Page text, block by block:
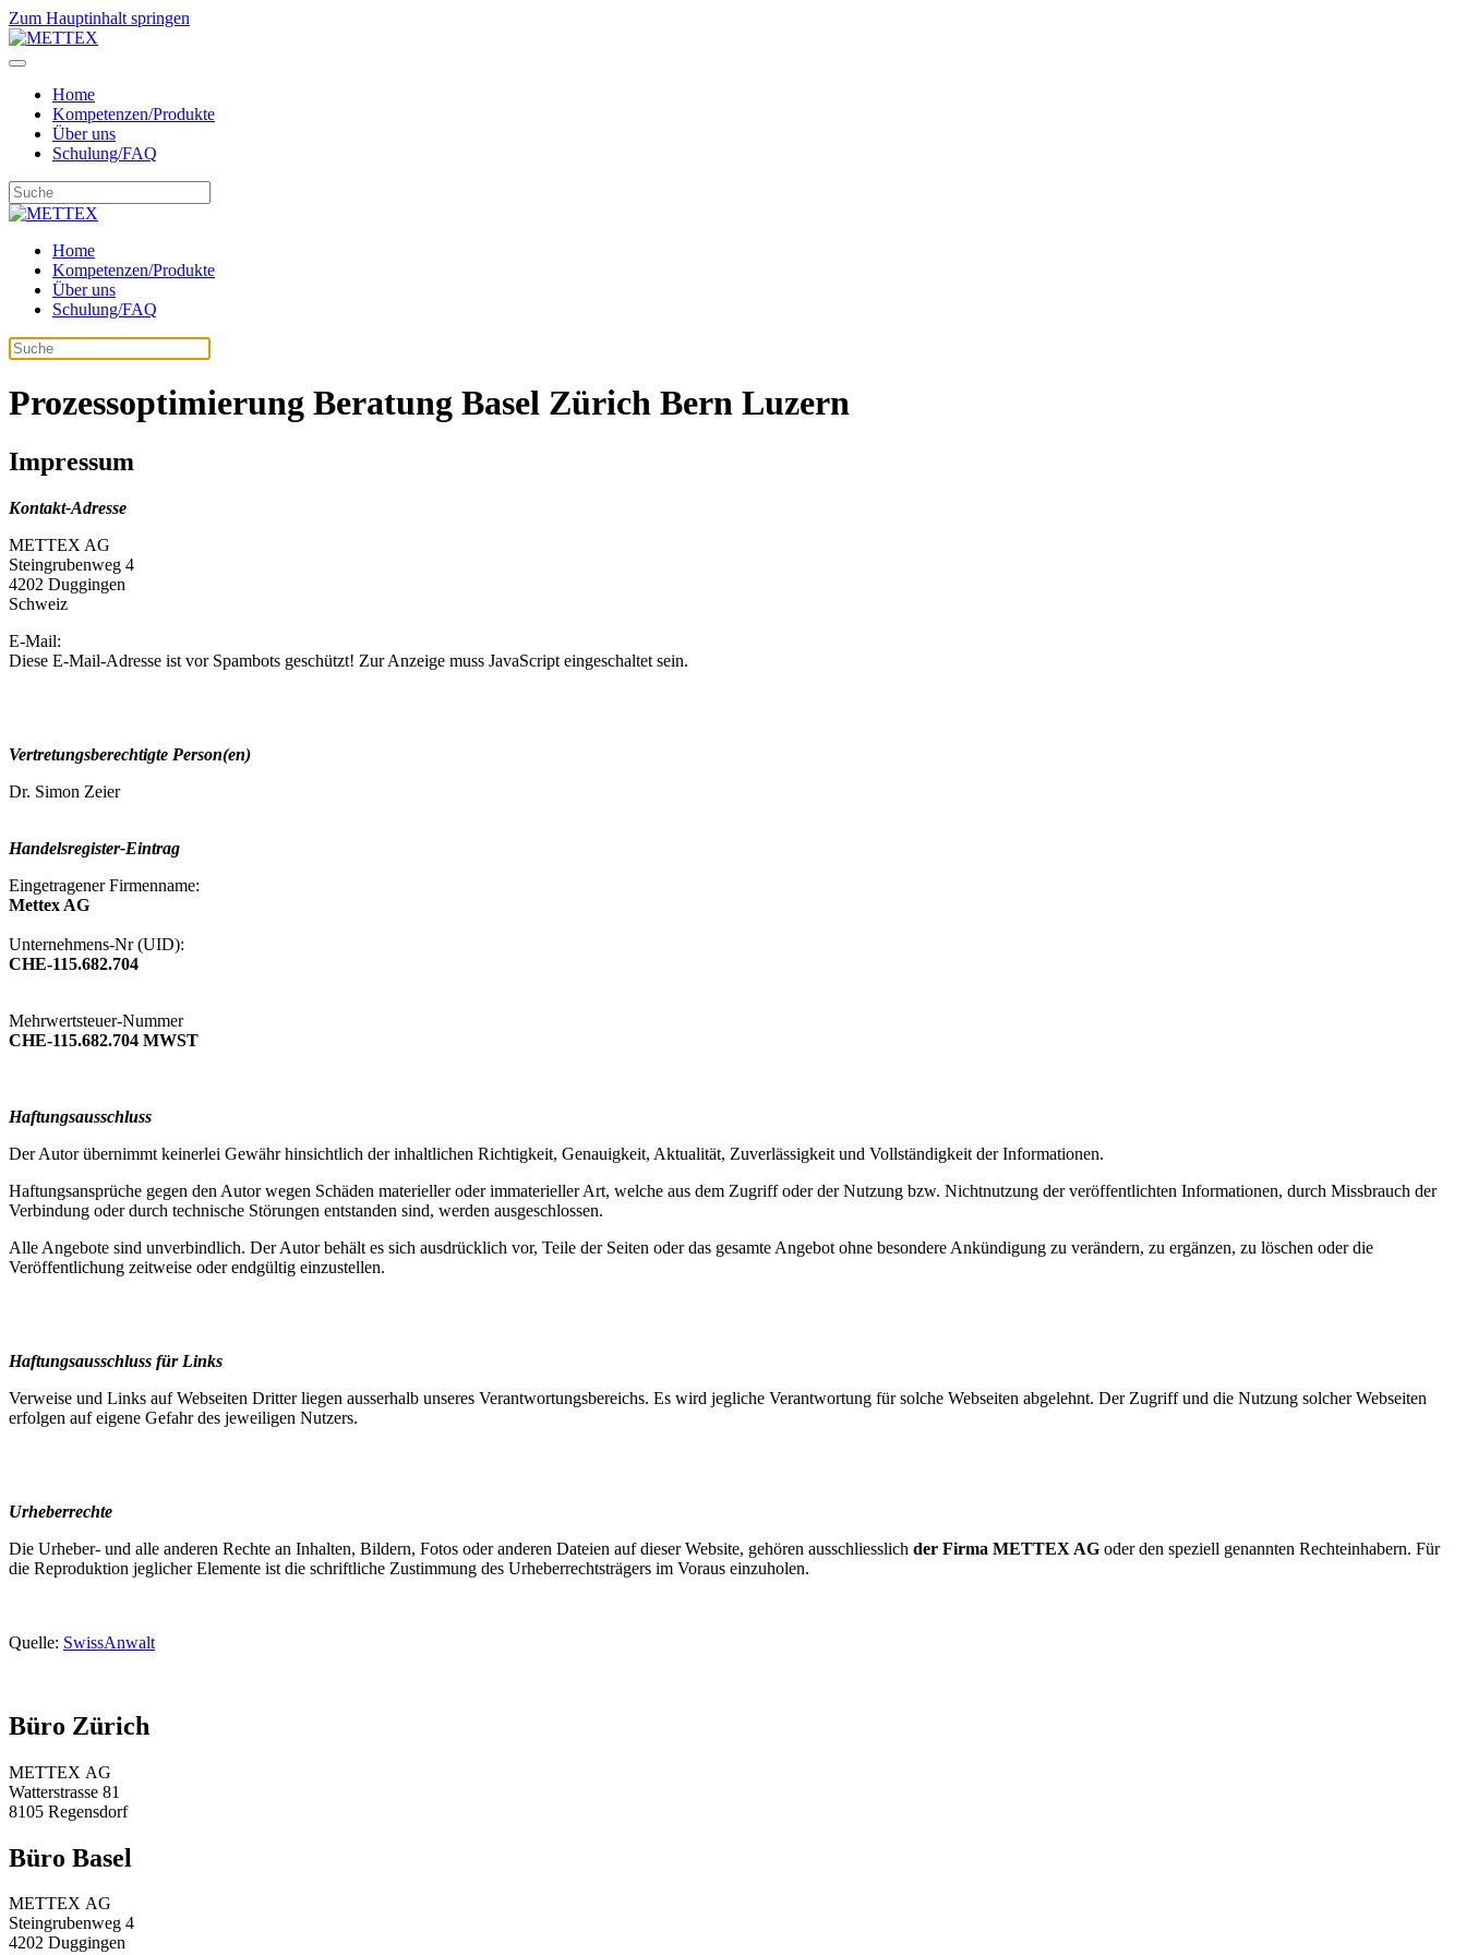
Zum Hauptinhalt springen
Home
Kompetenzen/Produkte
Über uns
Schulung/FAQ
Home
Kompetenzen/Produkte
Über uns
Schulung/FAQ
Prozessoptimierung Beratung Basel Zürich Bern Luzern
Impressum
Kontakt-Adresse
METTEX AG
Steingrubenweg 4
4202 Duggingen
Schweiz
E-Mail:
Diese E-Mail-Adresse ist vor Spambots geschützt! Zur Anzeige muss JavaScript eingeschaltet sein.
Vertretungsberechtigte Person(en)
Dr. Simon Zeier
Handelsregister-Eintrag
Eingetragener Firmenname:
Mettex AG
Unternehmens-Nr (UID):
CHE-115.682.704
Mehrwertsteuer-Nummer
CHE-115.682.704 MWST
Haftungsausschluss
Der Autor übernimmt keinerlei Gewähr hinsichtlich der inhaltlichen Richtigkeit, Genauigkeit, Aktualität, Zuverlässigkeit und Vollständigkeit der Informationen.
Haftungsansprüche gegen den Autor wegen Schäden materieller oder immaterieller Art, welche aus dem Zugriff oder der Nutzung bzw. Nichtnutzung der veröffentlichten Informationen, durch Missbrauch der
Verbindung oder durch technische Störungen entstanden sind, werden ausgeschlossen.
Alle Angebote sind unverbindlich. Der Autor behält es sich ausdrücklich vor, Teile der Seiten oder das gesamte Angebot ohne besondere Ankündigung zu verändern, zu ergänzen, zu löschen oder die
Veröffentlichung zeitweise oder endgültig einzustellen.
Haftungsausschluss für Links
Verweise und Links auf Webseiten Dritter liegen ausserhalb unseres Verantwortungsbereichs. Es wird jegliche Verantwortung für solche Webseiten abgelehnt. Der Zugriff und die Nutzung solcher Webseiten
erfolgen auf eigene Gefahr des jeweiligen Nutzers.
Urheberrechte
Die Urheber- und alle anderen Rechte an Inhalten, Bildern, Fotos oder anderen Dateien auf dieser Website, gehören ausschliesslich der Firma METTEX AG oder den speziell genannten Rechteinhabern. Für
die Reproduktion jeglicher Elemente ist die schriftliche Zustimmung des Urheberrechtsträgers im Voraus einzuholen.
Quelle: SwissAnwalt
Büro Zürich
METTEX AG
Watterstrasse 81
8105 Regensdorf
Büro Basel
METTEX AG
Steingrubenweg 4
4202 Duggingen